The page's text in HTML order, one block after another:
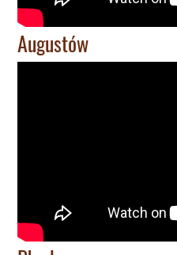
Augustów